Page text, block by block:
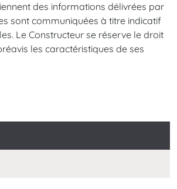
des informations délivrées par
sont communiquées à titre indicatif
Le Constructeur se réserve le droit
les caractéristiques de ses